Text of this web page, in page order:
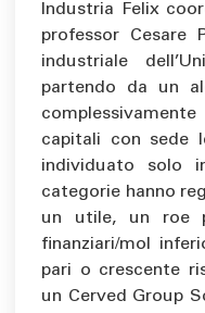
Industria Felix
professor Cesare
industriale
partendo da un
capitali con sede
individuato solo
categorie hanno
un utile, un roe
finanziari/mol
pari o crescente
un Cerved Group